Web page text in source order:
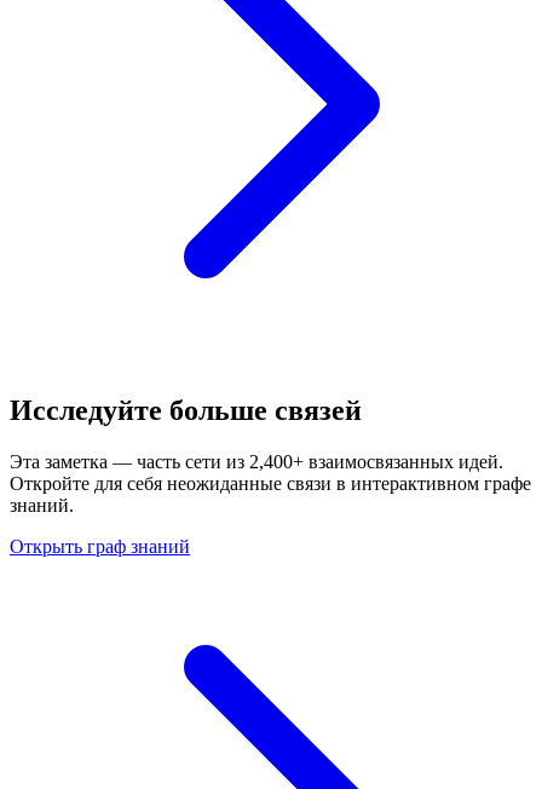
Исследуйте больше связей
Эта заметка — часть сети из 2,400+ взаимосвязанных идей.
Откройте для себя неожиданные связи в интерактивном графе
знаний.
Открыть граф знаний